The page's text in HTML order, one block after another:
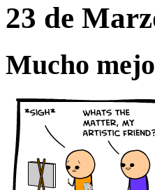
23 de
Mucho